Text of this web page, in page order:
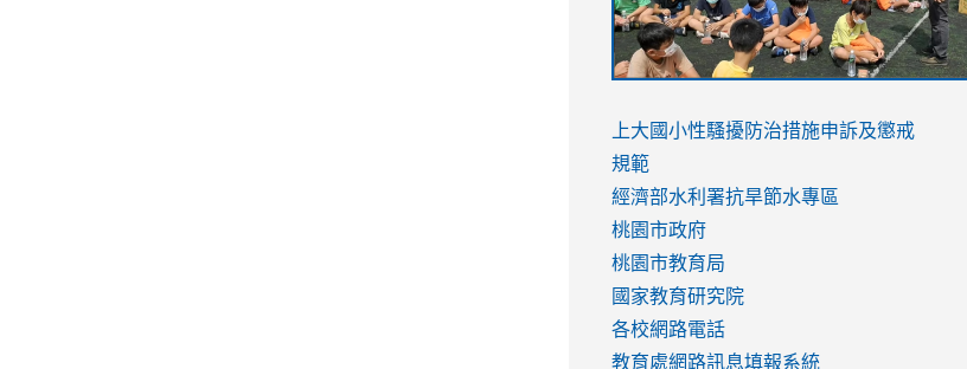
to
https://www.youtube.com/watch?
v=hC_gdZndU9s
to
https://www.youtube.com/watch?
v=hC_gdZndU9s
link
to
https://www.youtube.com/watch?
v=mfpNykQ0g4M
上大國小性騷擾防治措施申訴及懲戒
規範
經濟部水利署抗旱節水專區
桃園市政府
桃園市教育局
國家教育研究院
各校網路電話
教育處網路訊息填報系統